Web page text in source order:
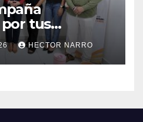
tus
para
y
los derechos
HECTOR NARRO